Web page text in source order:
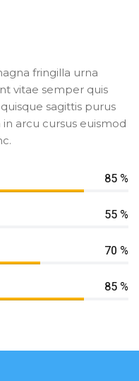
fringilla urna
vitae semper quis
sagittis purus
arcu cursus euismod
85 %
55 %
70 %
85 %